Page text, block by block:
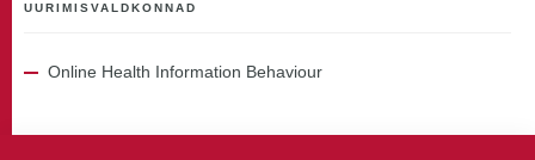
UURIMISVALDKONNAD
Online Health Information Behaviour